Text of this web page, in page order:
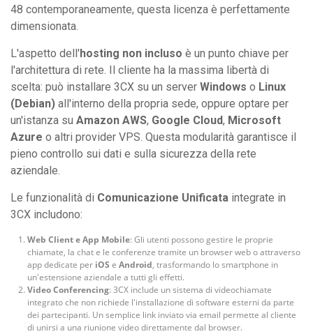
48 contemporaneamente, questa licenza è perfettamente
dimensionata.
L'aspetto dell'hosting non incluso è un punto chiave per
l'architettura di rete. Il cliente ha la massima libertà di
scelta: può installare 3CX su un server Windows o Linux
(Debian) all'interno della propria sede, oppure optare per
un'istanza su Amazon AWS, Google Cloud, Microsoft
Azure o altri provider VPS. Questa modularità garantisce il
pieno controllo sui dati e sulla sicurezza della rete
aziendale.
Le funzionalità di Comunicazione Unificata integrate in
3CX includono:
Web Client e App Mobile: Gli utenti possono gestire le proprie
chiamate, la chat e le conferenze tramite un browser web o attraverso
app dedicate per iOS e Android, trasformando lo smartphone in
un'estensione aziendale a tutti gli effetti.
Video Conferencing: 3CX include un sistema di videochiamate
integrato che non richiede l'installazione di software esterni da parte
dei partecipanti. Un semplice link inviato via email permette al cliente
di unirsi a una riunione video direttamente dal browser.